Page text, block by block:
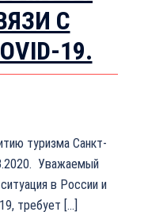
С
19.
туризма Санкт-
Уважаемый
в России и
требует […]